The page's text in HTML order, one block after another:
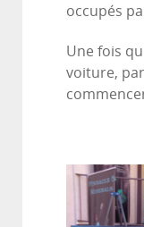
occupés
Une fois
voiture,